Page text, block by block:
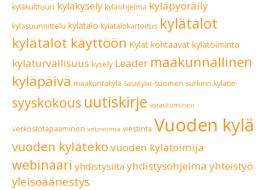
kyläkulttuuri kyläkysely kyläohjelma kyläpyöräily
kyläsuunnittelu kylätalo kylätalokartoitus kylätalot
kylätalot käyttöön Kylät kohtaavat kylätoiminta
kyläturvallisuus kysely Leader maakunnallinen
kyläpäivä maakuntakylä SataKylät suomen surkein kylätie
syyskokous uutiskirje varautuminen
verkostotapaaminen vetovoima viestintä Vuoden kylä
vuoden kyläteko vuoden kylätoimija
webinaari yhdistysilta yhdistysohjelma yhteistyö
yleisöäänestys